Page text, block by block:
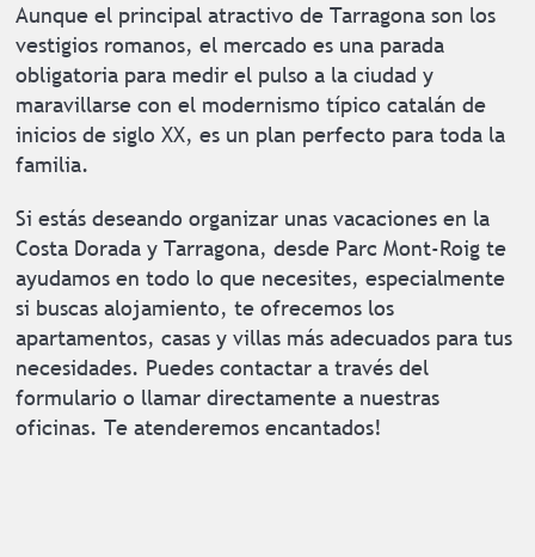
Aunque el principal atractivo de Tarragona son los
vestigios romanos, el mercado es una parada
obligatoria para medir el pulso a la ciudad y
maravillarse con el modernismo típico catalán de
inicios de siglo XX, es un plan perfecto para toda la
familia.
Si estás deseando organizar unas vacaciones en la
Costa Dorada y Tarragona, desde Parc Mont-Roig te
ayudamos en todo lo que necesites, especialmente
si buscas alojamiento, te ofrecemos los
apartamentos, casas y villas más adecuados para tus
necesidades. Puedes contactar a través del
formulario o llamar directamente a nuestras
oficinas. Te atenderemos encantados!